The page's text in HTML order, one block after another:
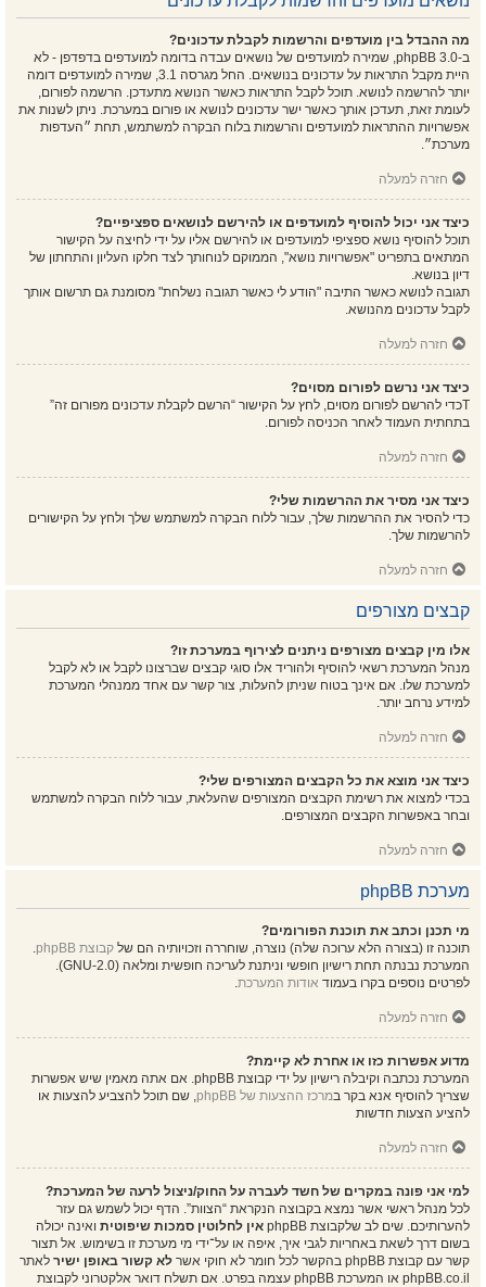
מה ההבדל בין מועדפים והרשמות לקבלת עדכונים?
ב-phpBB 3.0, שמירה למועדפים של נושאים עבדה בדומה למועדפים בדפדפן - לא
היית מקבל התראות על עדכונים בנושאים. החל מגרסה 3.1, שמירה למועדפים דומה
יותר להרשמה לנושא. תוכל לקבל התראות כאשר הנושא מתעדכן. הרשמה לפורום,
לעומת זאת, תעדכן אותך כאשר ישר עדכונים לנושא או פורום במערכת. ניתן לשנות את
אפשרויות ההתראות למועדפים והרשמות בלוח הבקרה למשתמש, תחת ״העדפות
מערכת״.
חזרה למעלה
כיצד אני יכול להוסיף למועדפים או להירשם לנושאים ספציפיים?
תוכל להוסיף נושא ספציפי למועדפים או להירשם אליו על ידי לחיצה על הקישור
המתאים בתפריט "אפשרויות נושא", הממוקם לנוחותך לצד חלקו העליון והתחתון של
דיון בנושא.
תגובה לנושא כאשר התיבה "הודע לי כאשר תגובה נשלחת" מסומנת גם תרשום אותך
לקבל עדכונים מהנושא.
חזרה למעלה
כיצד אני נרשם לפורום מסוים?
Tכדי להרשם לפורום מסוים, לחץ על הקישור “הרשם לקבלת עדכונים מפורום זה”
בתחתית העמוד לאחר הכניסה לפורום.
חזרה למעלה
כיצד אני מסיר את ההרשמות שלי?
כדי להסיר את ההרשמות שלך, עבור ללוח הבקרה למשתמש שלך ולחץ על הקישורים
להרשמות שלך.
חזרה למעלה
קבצים מצורפים
אלו מין קבצים מצורפים ניתנים לצירוף במערכת זו?
מנהל המערכת רשאי להוסיף ולהוריד אלו סוגי קבצים שברצונו לקבל או לא לקבל
למערכת שלו. אם אינך בטוח שניתן להעלות, צור קשר עם אחד ממנהלי המערכת
למידע נרחב יותר.
חזרה למעלה
כיצד אני מוצא את כל הקבצים המצורפים שלי?
בכדי למצוא את רשימת הקבצים המצורפים שהעלאת, עבור ללוח הבקרה למשתמש
ובחר באפשרות הקבצים המצורפים.
חזרה למעלה
מערכת phpBB
מי תכנן וכתב את תוכנת הפורומים?
תוכנה זו (בצורה הלא ערוכה שלה) נוצרה, שוחררה וזכויותיה הם של קבוצת phpBB
.
המערכת נבנתה תחת רישיון חופשי וניתנת לעריכה חופשית ומלאה (GNU-2.0).
לפרטים נוספים בקרו בעמוד אודות המערכת.
חזרה למעלה
מדוע אפשרות כזו או אחרת לא קיימת?
המערכת נכתבה וקיבלה רישיון על ידי קבוצת phpBB. אם אתה מאמין שיש אפשרות
שצריך להוסיף אנא בקר במרכז ההצעות של phpBB
, שם תוכל להצביע להצעות או
להציע הצעות חדשות
חזרה למעלה
למי אני פונה במקרים של חשד לעברה על החוק/ניצול לרעה של המערכת?
לכל מנהל ראשי אשר נמצא בקבוצה הנקראת “הצוות”. הדף יכול לשמש גם עזר
להערותיכם. שים לב שלקבוצת phpBB
אין לחלוטין סמכות שיפוטית ואינה יכולה
בשום דרך לשאת באחריות לגבי איך, איפה או על־ידי מי מערכת זו בשימוש. אל תצור
קשר עם קבוצת phpBB בהקשר לכל חומר לא חוקי אשר
לא קשור באופן ישיר לאתר
phpBB.co.il או המערכת phpBB עצמה בפרט. אם תשלח דואר אלקטרוני לקבוצת